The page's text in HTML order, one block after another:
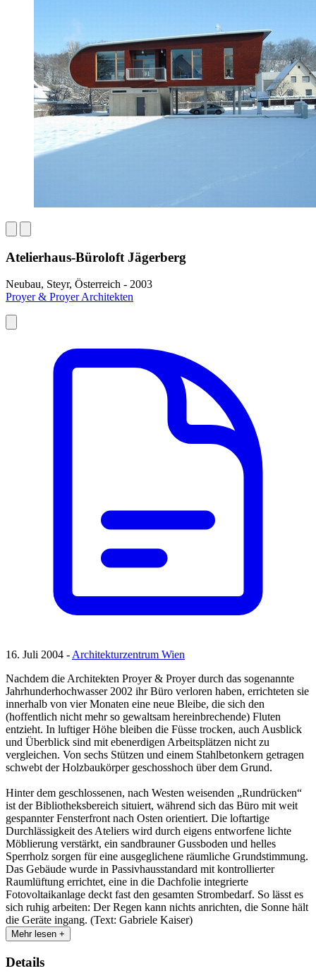
Atelierhaus-Büroloft Jägerberg
Neubau, Steyr, Österreich - 2003
Proyer & Proyer Architekten
16. Juli 2004 -Architekturzentrum Wien
Nachdem die Architekten Proyer & Proyer durch das sogenannte
Jahrhunderhochwasser 2002 ihr Büro verloren haben, errichteten sie
innerhalb von vier Monaten eine neue Bleibe, die sich den
(hoffentlich nicht mehr so gewaltsam hereinbrechende) Fluten
entzieht. In luftiger Höhe bleiben die Füsse trocken, auch Ausblick
und Überblick sind mit ebenerdigen Arbeitsplätzen nicht zu
vergleichen. Von sechs Stützen und einem Stahlbetonkern getragen
schwebt der Holzbaukörper geschosshoch über dem Grund.
Hinter dem geschlossenen, nach Westen weisenden „Rundrücken“
ist der Bibliotheksbereich situiert, während sich das Büro mit weit
gespannter Fensterfront nach Osten orientiert. Die loftartige
Durchlässigkeit des Ateliers wird durch eigens entworfene lichte
Möblierung verstärkt, ein sandbrauner Gussboden und helles
Sperrholz sorgen für eine ausgeglichene räumliche Grundstimmung.
Das Gebäude wurde in Passivhausstandard mit kontrollierter
Raumlüftung errichtet, eine in die Dachfolie integrierte
Fotovoltaikanlage deckt fast den gesamten Strombedarf. So lässt es
sich ruhig arbeiten: Der Regen kann nichts anrichten, die Sonne hält
die Geräte ingang. (Text: Gabriele Kaiser)
Mehr lesen +
Details